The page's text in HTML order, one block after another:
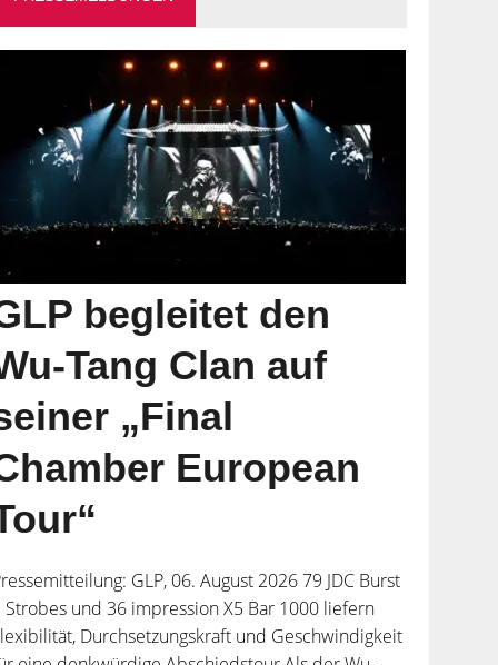
begleitet den
Tang Clan auf
„Final
European
GLP, 06. August 2026 79 JDC Burst
Strobes und 36 impression X5 Bar 1000 liefern
Durchsetzungskraft und Geschwindigkeit